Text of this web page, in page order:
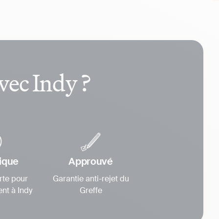
Indy ?
pour
à Indy
Approuvé
Garantie anti-rejet du
Greffe